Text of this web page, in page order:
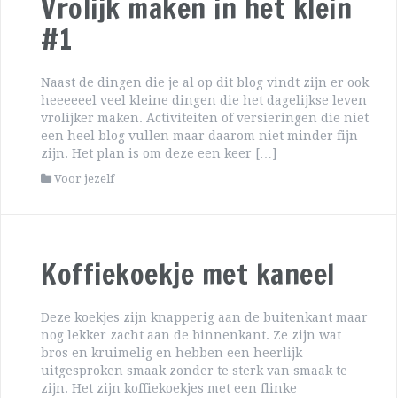
Vrolijk maken in het klein
#1
Naast de dingen die je al op dit blog vindt zijn er ook
heeeeeel veel kleine dingen die het dagelijkse leven
vrolijker maken. Activiteiten of versieringen die niet
een heel blog vullen maar daarom niet minder fijn
zijn. Het plan is om deze een keer […]
Voor jezelf
Koffiekoekje met kaneel
Deze koekjes zijn knapperig aan de buitenkant maar
nog lekker zacht aan de binnenkant. Ze zijn wat
bros en kruimelig en hebben een heerlijk
uitgesproken smaak zonder te sterk van smaak te
zijn. Het zijn koffiekoekjes met een flinke